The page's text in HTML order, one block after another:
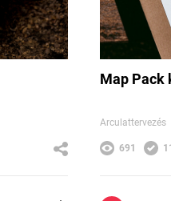
Map Pack
Arculattervezés
691 11